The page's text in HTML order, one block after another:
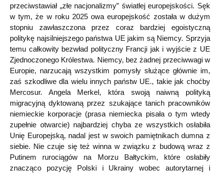
przeciwstawiał „złe nacjonalizmy” światłej europejskości. Sęk
w tym, że w roku 2025 owa europejskość została w dużym
stopniu zawłaszczona przez coraz bardziej egoistyczną
politykę najsilniejszego państwa UE jakim są Niemcy. Sprzyja
temu całkowity bezwład polityczny Francji jak i wyjście z UE
Zjednoczonego Królestwa. Niemcy, bez żadnej przeciwwagi w
Europie, narzucają wszystkim pomysły służące głównie im,
zaś szkodliwe dla wielu innych państw UE., takie jak choćby
Mercosur. Angela Merkel, która swoją naiwną polityką
migracyjną dyktowaną przez szukające tanich pracowników
niemieckie korporacje (prasa niemiecka pisała o tym wtedy
zupełnie otwarcie) najbardziej chyba ze wszystkich osłabiła
Unię Europejską, nadal jest w swoich pamiętnikach dumna z
siebie. Nie czuje się też winna w związku z budową wraz z
Putinem rurociągów na Morzu Bałtyckim, które osłabiły
znacząco pozycję Polski i Ukrainy wobec autorytarnej i